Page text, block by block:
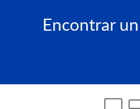
Encontrar